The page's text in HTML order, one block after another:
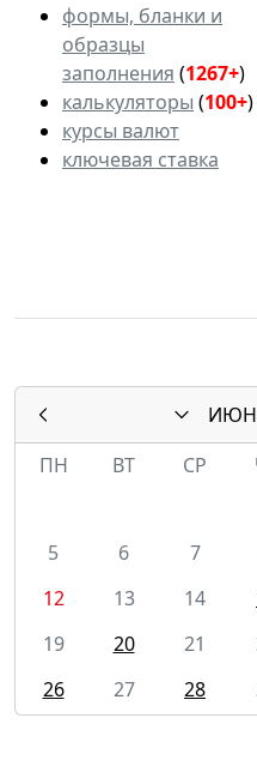
формы, бланки и
образцы
заполнения (1267+)
калькуляторы (100+)
курсы валют
ключевая ставка
ПН
ВТ СР
5
6 7
12
13 14
19
20 21
26
27 28